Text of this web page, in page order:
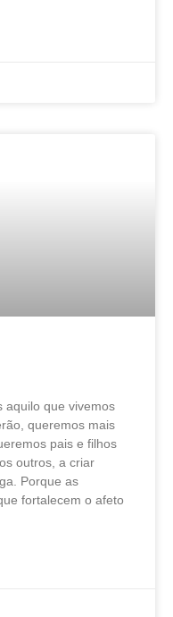
aquilo que vivemos
queremos mais
pais e filhos
outros, a criar
Porque as
fortalecem o afeto